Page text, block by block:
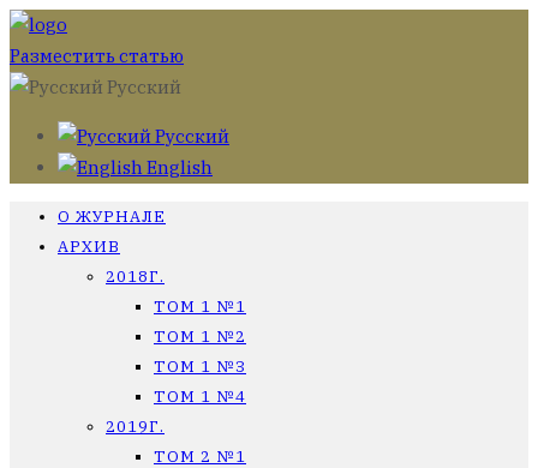
Разместить статью
Русский
Русский
English
О ЖУРНАЛЕ
АРХИВ
2018Г.
ТОМ 1 №1
ТОМ 1 №2
ТОМ 1 №3
ТОМ 1 №4
2019Г.
ТОМ 2 №1